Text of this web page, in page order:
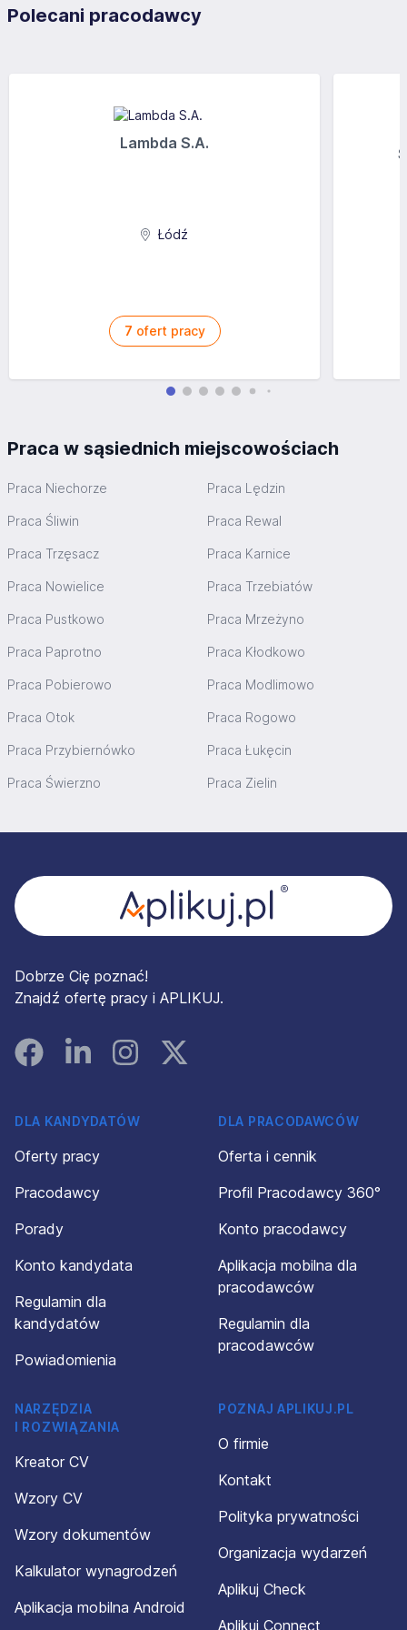
wszystkich szczebli, stałego i czasowego zatrudnienia
Polecani pracodawcy
Lambda S.A.
Łódź
7 ofert pracy
Praca w sąsiednich miejscowościach
Praca Niechorze Praca Lędzin
Praca Śliwin Praca Rewal
Praca Trzęsacz Praca Karnice
Praca Nowielice Praca Trzebiatów
Praca Pustkowo Praca Mrzeżyno
Praca Paprotno Praca Kłodkowo
Praca Pobierowo Praca Modlimowo
Praca Otok Praca Rogowo
Praca Przybiernówko Praca Łukęcin
Praca Świerzno Praca Zielin
Dobrze Cię poznać!
Znajdź ofertę pracy i APLIKUJ.
FacebookLinked InInstagramInstagram
DLA KANDYDATÓW
Oferty pracy
Pracodawcy
Porady
Konto kandydata
Regulamin dla
kandydatów
Powiadomienia
DLA PRACODAWCÓW
Oferta i cennik
Profil Pracodawcy 360°
Konto pracodawcy
Aplikacja mobilna dla
pracodawców
Regulamin dla
pracodawców
NARZĘDZIA
I ROZWIĄZANIA
Kreator CV
Wzory CV
Wzory dokumentów
Kalkulator wynagrodzeń
Aplikacja mobilna Android
POZNAJ APLIKUJ.PL
O firmie
Kontakt
Polityka prywatności
Organizacja wydarzeń
Aplikuj Check
Aplikuj Connect